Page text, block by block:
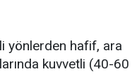
yönlerden hafif, ara
kuvvetli (40-60